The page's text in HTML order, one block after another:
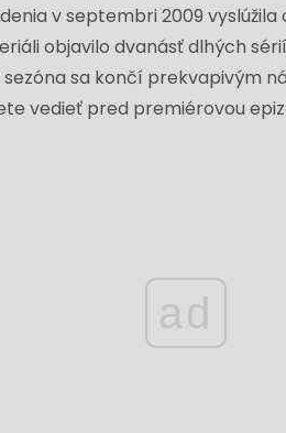
v septembri 2009
objavilo dvanásť dlhých
sa končí prekvapivým
vedieť pred premiérovou
ad